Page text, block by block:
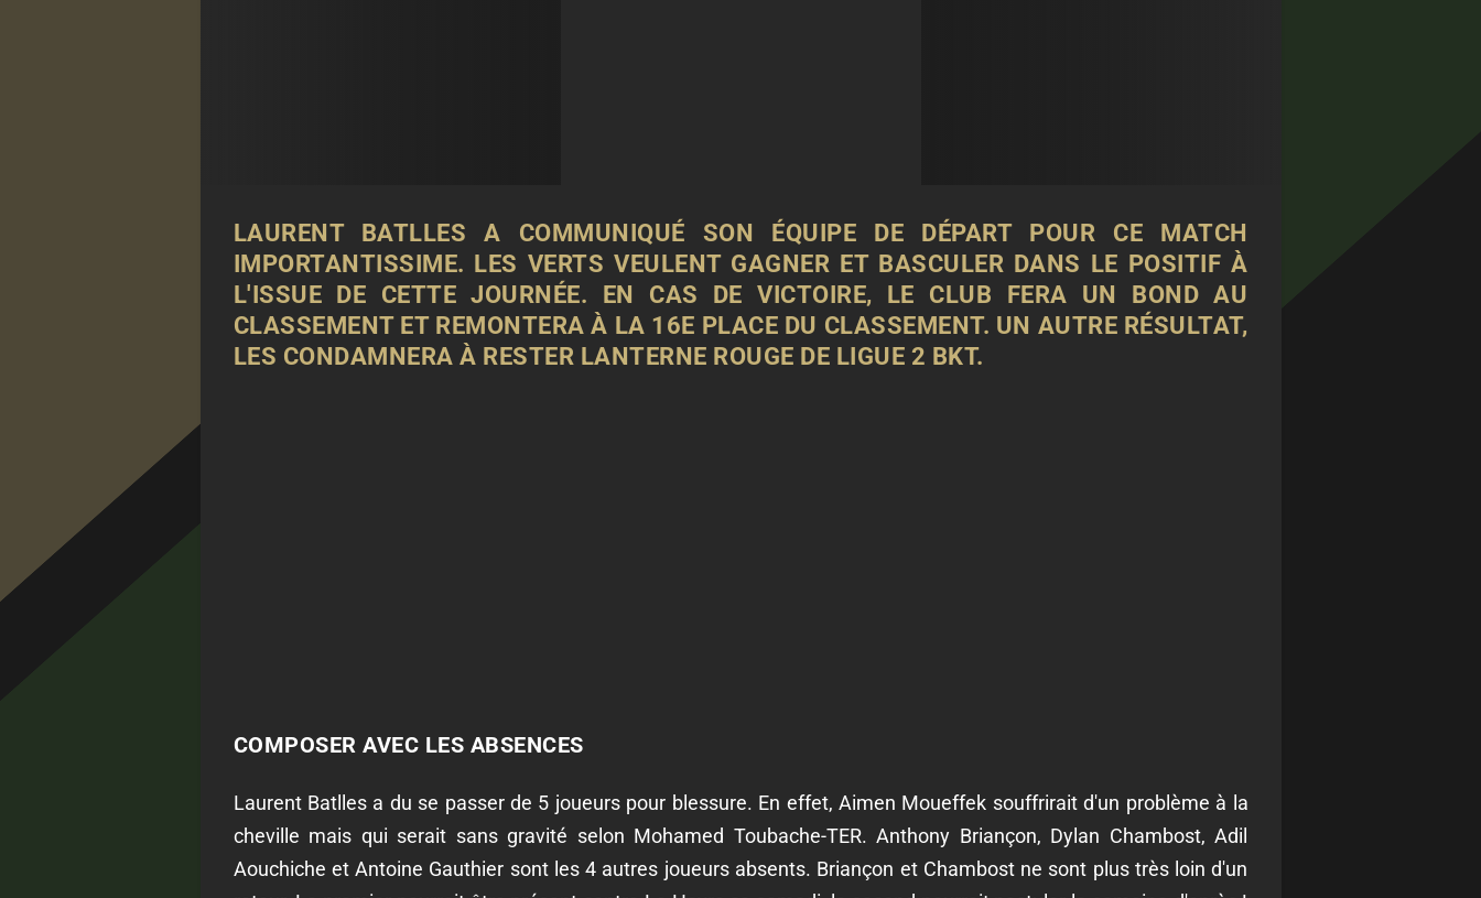
LAURENT BATLLES A COMMUNIQUÉ SON ÉQUIPE DE DÉPART POUR CE MATCH
IMPORTANTISSIME. LES VERTS VEULENT GAGNER ET BASCULER DANS LE POSITIF À
L'ISSUE DE CETTE JOURNÉE. EN CAS DE VICTOIRE, LE CLUB FERA UN BOND AU
CLASSEMENT ET REMONTERA À LA 16E PLACE DU CLASSEMENT. UN AUTRE RÉSULTAT,
LES CONDAMNERA À RESTER LANTERNE ROUGE DE LIGUE 2 BKT.
COMPOSER AVEC LES ABSENCES
Laurent Batlles a du se passer de 5 joueurs pour blessure. En effet, Aimen Moueffek souffrirait d'un problème à la
cheville mais qui serait sans gravité selon Mohamed Toubache-TER. Anthony Briançon, Dylan Chambost, Adil
Aouchiche et Antoine Gauthier sont les 4 autres joueurs absents. Briançon et Chambost ne sont plus très loin d'un